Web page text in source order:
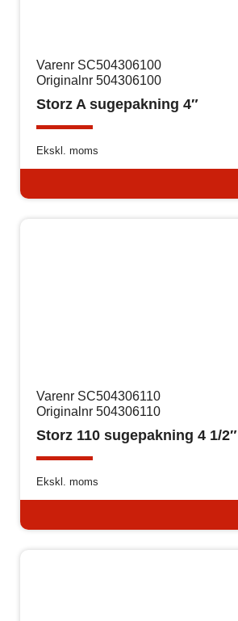
Varenr SC504306100
Originalnr 504306100
Storz A sugepakning 4″
Ekskl. moms
Varenr SC504306110
Originalnr 504306110
Storz 110 sugepakning 4 1/2″
Ekskl. moms